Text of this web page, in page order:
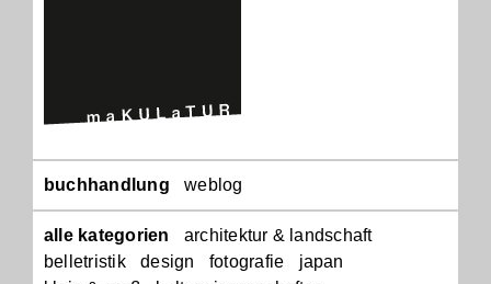
Navigation
buchhandlung weblog
alle kategorien
architektur & landschaft
belletristik
design fotografie
japan